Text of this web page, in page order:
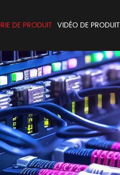
DE PRODUIT VIDÉO DE PRODUIT